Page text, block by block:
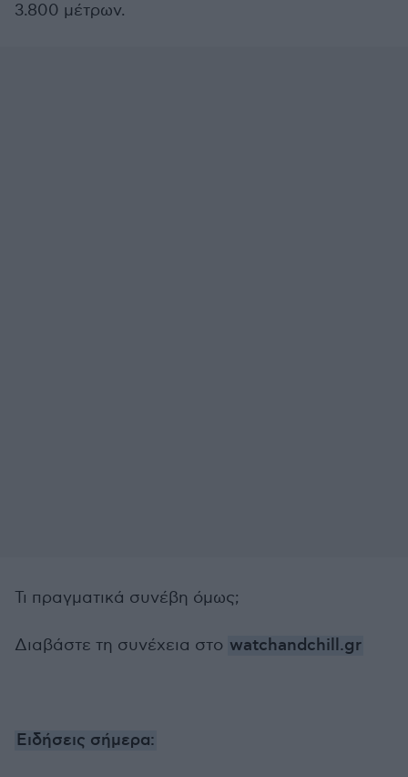
3.800 μέτρων.
Τι πραγματικά συνέβη όμως;
Διαβάστε τη συνέχεια στο watchandchill.gr
Ειδήσεις σήμερα: